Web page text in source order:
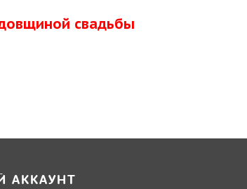
свадьбы
АККАУНТ